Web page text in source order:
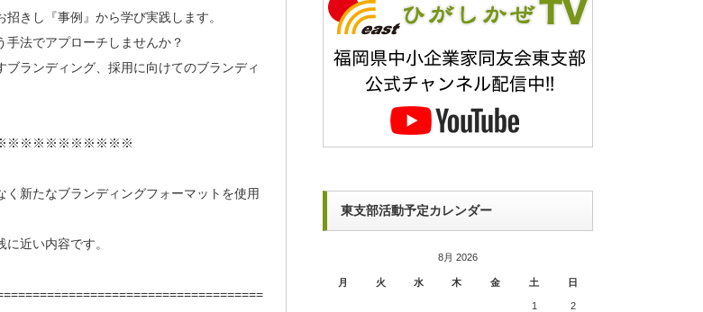
きし『事例』から学び実践します。
法でアプローチしませんか？
ブランディング、採用に向けてのブランディ
新たなブランディングフォーマットを使用
近い内容です。
東支部活動予定カレンダー
8月 2026
月 火 水 木 金 土 日
1 2